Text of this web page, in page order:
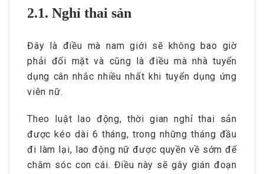
2.1. Nghỉ thai sản
Đây là điều mà nam giới sẽ không bao giờ
phải đối mặt và cũng là điều mà nhà tuyển
dụng cân nhắc nhiều nhất khi tuyển dụng ứng
viên nữ.
Theo luật lao động, thời gian nghỉ thai sản
được kéo dài 6 tháng, trong những tháng đầu
đi làm lại, lao động nữ được quyền về sớm để
chăm sóc con cái. Điều này sẽ gây gián đoạn